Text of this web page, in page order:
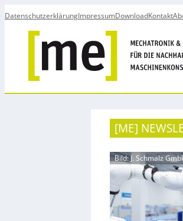
DatenschutzerklärungImpressumDownloadKontakt
[ME]
Bild: J. Schmalz